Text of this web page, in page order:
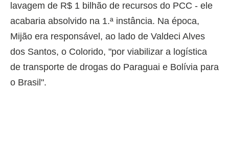
lavagem de R$ 1 bilhão de recursos do PCC - ele
acabaria absolvido na 1.ª instância. Na época,
Mijão era responsável, ao lado de Valdeci Alves
dos Santos, o Colorido, "por viabilizar a logística
de transporte de drogas do Paraguai e Bolívia para
o Brasil".